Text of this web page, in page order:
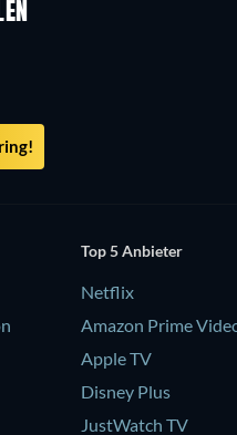
Top 5 Anbieter
Netflix
Amazon Prime
Apple TV
Disney Plus
JustWatch TV